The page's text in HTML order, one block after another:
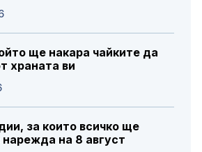
ще накара чайките да
храната ви
за които всичко ще
нарежда на 8 август